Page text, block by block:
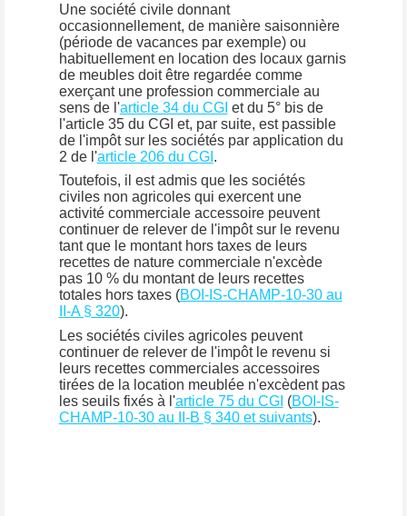
Une société civile donnant
occasionnellement, de manière saisonnière
(période de vacances par exemple) ou
habituellement en location des locaux garnis
de meubles doit être regardée comme
exerçant une profession commerciale au
sens de l'article 34 du CGI et du 5° bis de
l'article 35 du CGI et, par suite, est passible
de l'impôt sur les sociétés par application du
2 de l'article 206 du CGI .
Toutefois, il est admis que les sociétés
civiles non agricoles qui exercent une
activité commerciale accessoire peuvent
continuer de relever de l'impôt sur le revenu
tant que le montant hors taxes de leurs
recettes de nature commerciale n'excède
pas 10 % du montant de leurs recettes
totales hors taxes (BOI-IS-CHAMP-10-30 au
II-A § 320).
Les sociétés civiles agricoles peuvent
continuer de relever de l'impôt le revenu si
leurs recettes commerciales accessoires
tirées de la location meublée n'excèdent pas
les seuils fixés à l'article 75 du CGI (BOI-IS-
CHAMP-10-30 au II-B § 340 et suivants).